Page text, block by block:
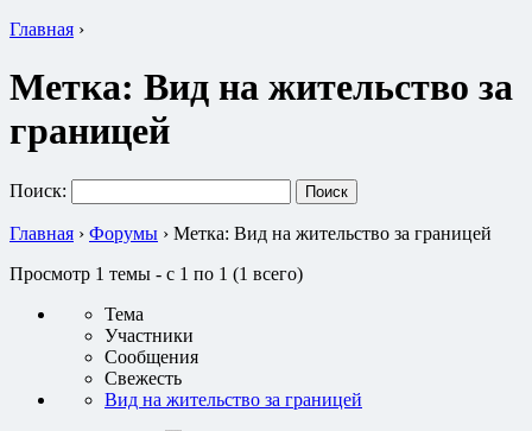
Главная ›
Метка: Вид на жительство за
границей
Поиск:
Главная › Форумы › Метка: Вид на жительство за границей
Просмотр 1 темы - с 1 по 1 (1 всего)
Тема
Участники
Сообщения
Свежесть
Вид на жительство за границей